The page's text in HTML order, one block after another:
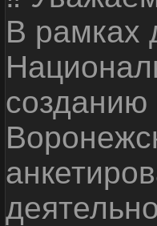
В рамках
созданию